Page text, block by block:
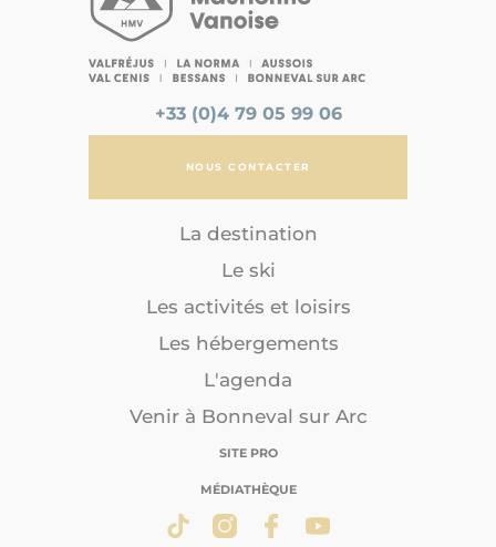
+33 (0)4 79 05 99 06
NOUS CONTACTER
La destination
Le ski
Les activités et loisirs
Les hébergements
L'agenda
Venir à Bonneval sur Arc
SITE PRO
MÉDIATHÈQUE